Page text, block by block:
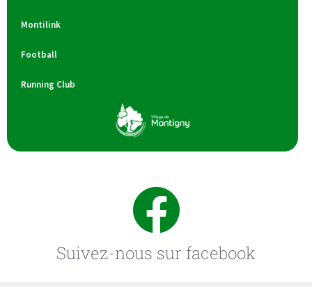
Montilink
Football
Running Club
Suivez-nous sur facebook